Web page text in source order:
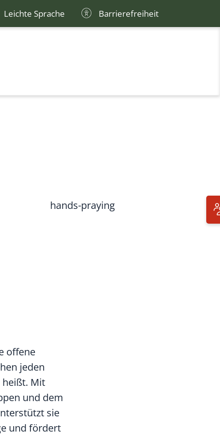
Leichte Sprache Barrierefreiheit
hands-praying
offene
jeden
heißt. Mit
und dem
sie
und fördert